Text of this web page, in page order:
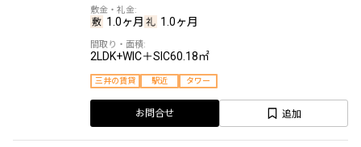
1.0ヶ月 1.0ヶ月
2LDK+WIC＋SIC60.18㎡
三井の賃貸 駅近 タワー
お問合せ 追加